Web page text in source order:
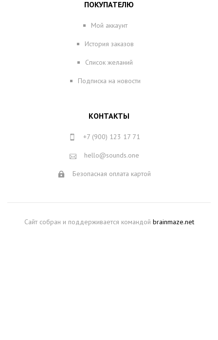
ПОКУПАТЕЛЮ
Мой аккаунт
История заказов
Список желаний
Подписка на новости
КОНТАКТЫ
+7 (900) 123 17 71
hello@sounds.one
Безопасная оплата картой
Сайт собран и поддерживается командой brainmaze.net